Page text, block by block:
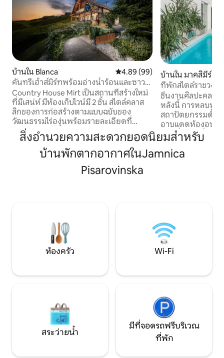
บ้านใน Blanca คะแนนเฉลี่ย 4.89 จาก 5, 99 รีวิว
4.89 (99)
คันทรีเฮ้าส์มิร์ทพร้อมอ่างน้ำร้อนและซาว
น่า
Country House Mirt เป็นสถานที่สร้างใหม่
ที่มีเสน่ห์ มีห้องเก็บไวน์มี 2 ชั้น สไตล์คลาส
สิกของการก่อสร้างตามแบบฉบับของ
วัฒนธรรมไร่องุ่นพร้อมรายละเอียดที่
สวยงามทำจากไม้ คันทรีเฮ้าส์ยังมีระเบียง
และระเบียงพร้อมวิวไร่องุ่นที่สวยงามบน
เนินเขาของหมู่บ้านเล็กๆที่มีเสน่ห์ที่เรียกว่า
บลังกา คันทรีเฮ้าส์สร้างอยู่บนเนินเขาที่มี
แสงแดดส่องถึงคุณจึงสามารถเพลิดเพลิน
ความปรารถนาของคุณสำหรับการพักผ่อน
และสันทนาการในแบบที่สง่างามแต่สะดวก
บ้านใน มาคสิมีร์
ที่พักสไตล์ราชวงศ์
ชิ้นงานศิลปะคลาส
หลังนี้ การหลบหนี
สถาปัตยกรรมดั้ง
อาบแดดห้องอบไอ
บ้านที่มีสวนที่ได้รั
พื้นที่รับประทานอา
ชอุ่ม สระว่ายน้ำใน
ช็อปปิ้งชมวิวและอื่
สิ่งอำนวยความสะดวกยอดนิยมสำหรับ
บ้านพักตากอากาศในJamnica
Pisarovinska
ห้องครัว Wi-Fi
สระว่ายน้ำ
มีที่จอดรถฟรีบริเวณ
ที่พัก